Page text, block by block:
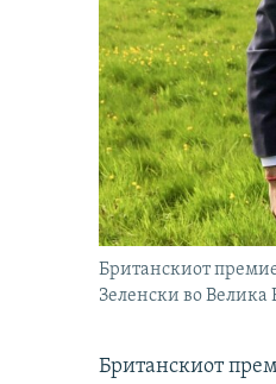
Британскиот
Зеленски во Велика
Британскиот